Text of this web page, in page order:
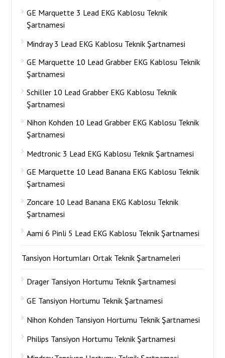
GE Marquette 3 Lead EKG Kablosu Teknik
Şartnamesi
Mindray 3 Lead EKG Kablosu Teknik Şartnamesi
GE Marquette 10 Lead Grabber EKG Kablosu Teknik
Şartnamesi
Schiller 10 Lead Grabber EKG Kablosu Teknik
Şartnamesi
Nihon Kohden 10 Lead Grabber EKG Kablosu Teknik
Şartnamesi
Medtronic 3 Lead EKG Kablosu Teknik Şartnamesi
GE Marquette 10 Lead Banana EKG Kablosu Teknik
Şartnamesi
Zoncare 10 Lead Banana EKG Kablosu Teknik
Şartnamesi
Aami 6 Pinli 5 Lead EKG Kablosu Teknik Şartnamesi
Tansiyon Hortumları Ortak Teknik Şartnameleri
Drager Tansiyon Hortumu Teknik Şartnamesi
GE Tansiyon Hortumu Teknik Şartnamesi
Nihon Kohden Tansiyon Hortumu Teknik Şartnamesi
Philips Tansiyon Hortumu Teknik Şartnamesi